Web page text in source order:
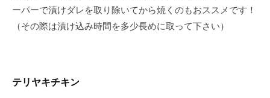
ーパーで漬けダレを取り除いてから焼くのもおススメです！
（その際は漬け込み時間を多少長めに取って下さい）
テリヤキチキン